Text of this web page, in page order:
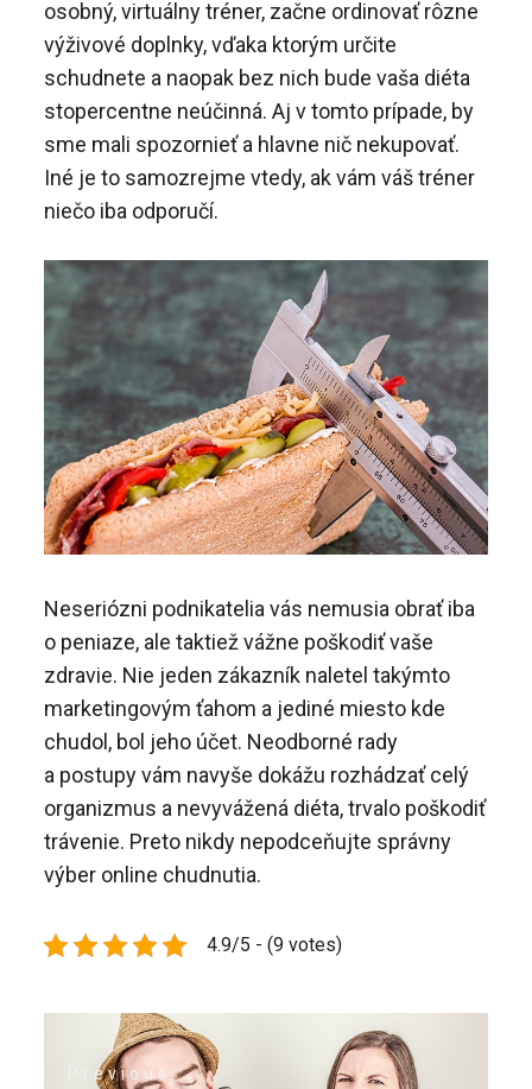
osobný, virtuálny tréner, začne ordinovať rôzne
výživové doplnky, vďaka ktorým určite
schudnete a naopak bez nich bude vaša diéta
stopercentne neúčinná. Aj v tomto prípade, by
sme mali spozornieť a hlavne nič nekupovať.
Iné je to samozrejme vtedy, ak vám váš tréner
niečo iba odporučí.
Neseriózni podnikatelia vás nemusia obrať iba
o peniaze, ale taktiež vážne poškodiť vaše
zdravie. Nie jeden zákazník naletel takýmto
marketingovým ťahom a jediné miesto kde
chudol, bol jeho účet. Neodborné rady
a postupy vám navyše dokážu rozhádzať celý
organizmus a nevyvážená diéta, trvalo poškodiť
trávenie. Preto nikdy nepodceňujte správny
výber online chudnutia.
4.9/5 - (9 votes)
Navigace
Previous